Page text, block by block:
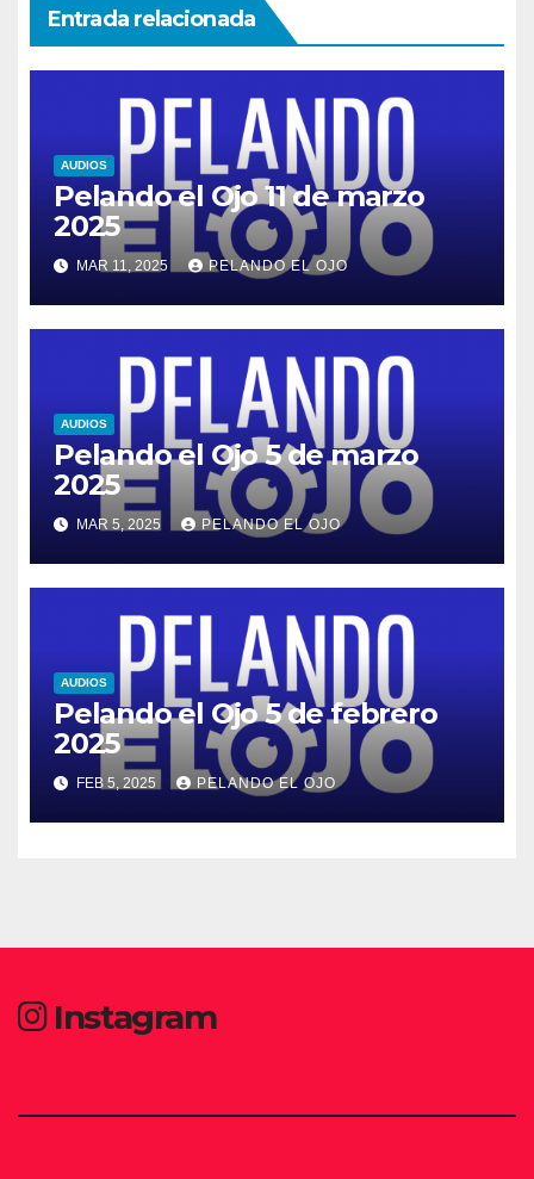
Entrada relacionada
AUDIOS
Pelando el Ojo 11 de marzo
2025
MAR 11, 2025 PELANDO EL OJO
AUDIOS
Pelando el Ojo 5 de marzo
2025
MAR 5, 2025 PELANDO EL OJO
AUDIOS
Pelando el Ojo 5 de febrero
2025
FEB 5, 2025 PELANDO EL OJO
Instagram